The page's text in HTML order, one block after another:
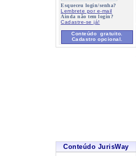
Esqueceu login/senha?
Lembrete por e-mail
Ainda não tem login?
Cadastre-se já!
Conteúdo gratuito.
Cadastro opcional.
Conteúdo JurisWay